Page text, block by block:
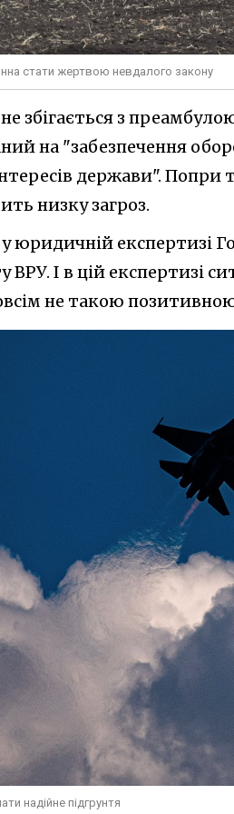
стати жертвою невдалого закону
збігається з
на "забезпечення
держави". Попри
низку загроз.
юридичній експертизі
ВРУ. І в цій експертизі
не такою
надійне підгрунтя